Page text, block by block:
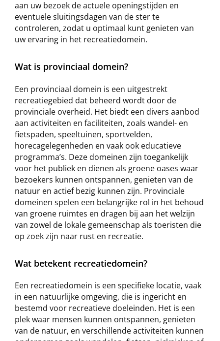
aan uw bezoek de actuele openingstijden en
eventuele sluitingsdagen van de ster te
controleren, zodat u optimaal kunt genieten van
uw ervaring in het recreatiedomein.
Wat is provinciaal domein?
Een provinciaal domein is een uitgestrekt
recreatiegebied dat beheerd wordt door de
provinciale overheid. Het biedt een divers aanbod
aan activiteiten en faciliteiten, zoals wandel- en
fietspaden, speeltuinen, sportvelden,
horecagelegenheden en vaak ook educatieve
programma’s. Deze domeinen zijn toegankelijk
voor het publiek en dienen als groene oases waar
bezoekers kunnen ontspannen, genieten van de
natuur en actief bezig kunnen zijn. Provinciale
domeinen spelen een belangrijke rol in het behoud
van groene ruimtes en dragen bij aan het welzijn
van zowel de lokale gemeenschap als toeristen die
op zoek zijn naar rust en recreatie.
Wat betekent recreatiedomein?
Een recreatiedomein is een specifieke locatie, vaak
in een natuurlijke omgeving, die is ingericht en
bestemd voor recreatieve doeleinden. Het is een
plek waar mensen kunnen ontspannen, genieten
van de natuur, en verschillende activiteiten kunnen